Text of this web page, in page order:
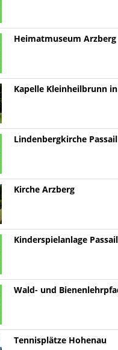
Heimatmuseum Arzberg
Kapelle Kleinheilbrunn
Lindenbergkirche Passail
Kirche Arzberg
Kinderspielanlage Passail
Wald- und
Tennisplätze Hohenau